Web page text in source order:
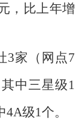
，比上年增
3家（网点7
中三星级1
4A级1个。